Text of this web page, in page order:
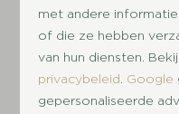
omgeving op en
perfect voor een
actieve fietstocht
Nationaal Park De
van bossen,
met andere
of die ze hebben
van hun diensten.
privacybeleid Google
gepersonaliseerde